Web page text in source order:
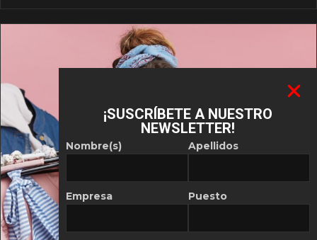
¡SUSCRÍBETE A NUESTRO
NEWSLETTER!
Nombre(s)
Empresa
Apellidos
Puesto